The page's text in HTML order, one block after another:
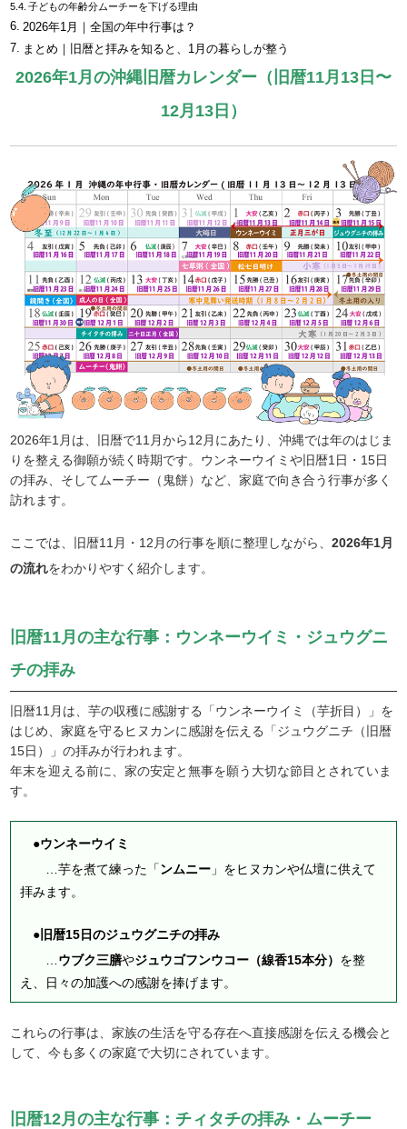
子どもの年齢分ムーチーを下げる理由
2026年1月｜全国の年中行事は？
まとめ｜旧暦と拝みを知ると、1月の暮らしが整う
2026年1月の沖縄旧暦カレンダー（旧暦11月13日〜
12月13日）
2026年1月は、旧暦で11月から12月にあたり、沖縄では年のはじま
りを整える御願が続く時期です。ウンネーウイミや旧暦1日・15日
の拝み、そしてムーチー（鬼餅）など、家庭で向き合う行事が多く
訪れます。
ここでは、旧暦11月・12月の行事を順に整理しながら、2026年1月
の流れをわかりやすく紹介します。
旧暦11月の主な行事：ウンネーウイミ・ジュウグニ
チの拝み
旧暦11月は、芋の収穫に感謝する「ウンネーウイミ（芋折目）」を
はじめ、家庭を守るヒヌカンに感謝を伝える「ジュウグニチ（旧暦
15日）」の拝みが行われます。
年末を迎える前に、家の安定と無事を願う大切な節目とされていま
す。
●ウンネーウイミ
…芋を煮て練った「ンムニー 」をヒヌカンや仏壇に供えて
拝みます。
●旧暦15日のジュウグニチの拝み
ウブク三膳やジュウゴフンウコー（線香15本分） を整
え、日々の加護への感謝を捧げます。
これらの行事は、家族の生活を守る存在へ直接感謝を伝える機会と
して、今も多くの家庭で大切にされています。
旧暦12月の主な行事：チィタチの拝み・ムーチー